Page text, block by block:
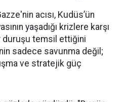
acısı, Kudüs’ün
yaşadığı krizlere karşı
duruşu temsil ettiğini
sadece savunma değil;
ve stratejik güç